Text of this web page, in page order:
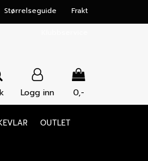
Størrelseguide Frakt
Logg inn 0,-
OUTLETNullstill